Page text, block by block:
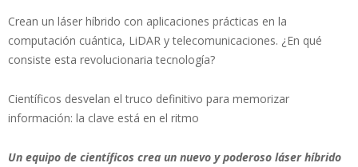
Crean un láser híbrido con aplicaciones prácticas en la
computación cuántica, LiDAR y telecomunicaciones. ¿En qué
consiste esta revolucionaria tecnología?
Científicos desvelan el truco definitivo para memorizar
información: la clave está en el ritmo
Un equipo de científicos crea un nuevo y poderoso láser híbrido